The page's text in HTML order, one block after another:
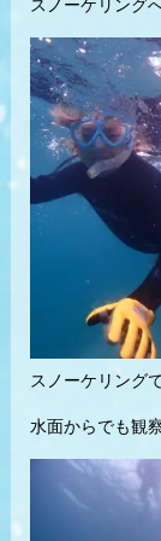
スノーケリング
スノーケリング
水面からでも観